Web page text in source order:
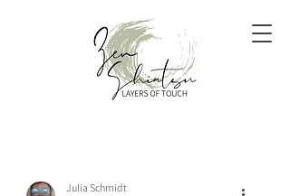
Julia Schmidt